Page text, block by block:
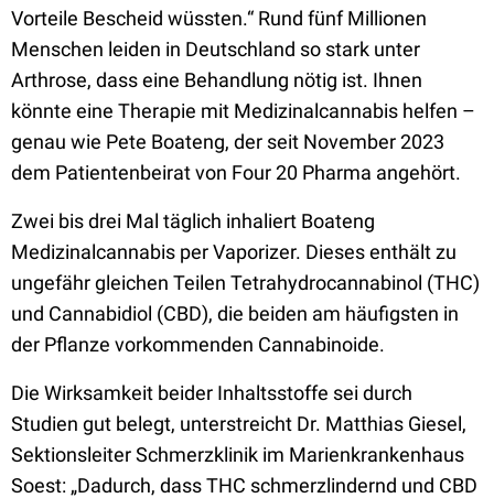
Vorteile Bescheid wüssten.“ Rund fünf Millionen
Menschen leiden in Deutschland so stark unter
Arthrose, dass eine Behandlung nötig ist. Ihnen
könnte eine Therapie mit Medizinalcannabis helfen –
genau wie Pete Boateng, der seit November 2023
dem Patientenbeirat von Four 20 Pharma angehört.
Zwei bis drei Mal täglich inhaliert Boateng
Medizinalcannabis per Vaporizer. Dieses enthält zu
ungefähr gleichen Teilen Tetrahydrocannabinol (THC)
und Cannabidiol (CBD), die beiden am häufigsten in
der Pflanze vorkommenden Cannabinoide.
Die Wirksamkeit beider Inhaltsstoffe sei durch
Studien gut belegt, unterstreicht Dr. Matthias Giesel,
Sektionsleiter Schmerzklinik im Marienkrankenhaus
Soest: „Dadurch, dass THC schmerzlindernd und CBD